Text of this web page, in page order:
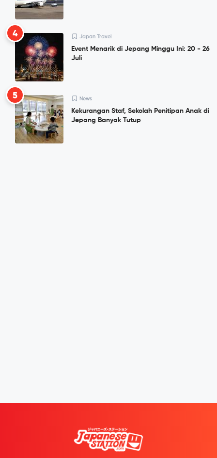
4 Japan Travel
Event Menarik di Jepang Minggu Ini: 20 - 26
Juli
5 News
Kekurangan Staf, Sekolah Penitipan Anak di
Jepang Banyak Tutup